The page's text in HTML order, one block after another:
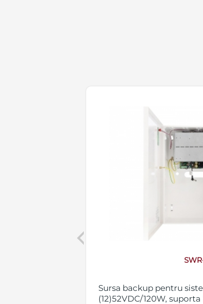
Previous
Sursa backup pentru
(12)52VDC/120W,